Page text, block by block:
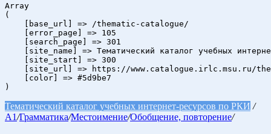
Array
(
    [base_url] => /thematic-catalogue/
    [error_page] => 105
    [search_page] => 301
[site_name] => Тематический каталог учебных
    [site_start] => 300
[site_url] => https://www.catalogue.irlc.msu.ru/
    [color] => #5d9be7
Тематический каталог учебных интернет-ресурсов по РКИ /
A1/Грамматика/Местоимение/Обобщение, повторение/